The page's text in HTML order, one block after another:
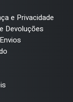
e Privacidade
Devoluções